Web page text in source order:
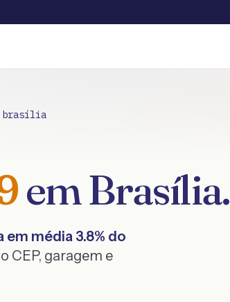
brasília
emBrasília.
em média 3.8% do
CEP, garagem e